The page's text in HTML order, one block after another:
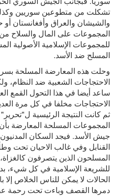
تشكلت من متطوعين سوريين
والشيشان والعراق وأفغانستان
المجموعات على المال والسلاح
للمجموعات الإسلامية الأصولية
المسلح ضد الأسد.
وحلت هذه المعارضة المسلحة
الاحتجاجات الشعبية ضد النظام،
ساعد أيضا في هذا التحول القمع
الاحتجاجات مخلفا في كل مرة
ثم كانت النتيجة الرئيسية
المجموعات المسلحة المعارضة
جيش الأسد. فيجد السكان
القنابل وفي غالب الاحيان تحت
المسلحون الذين يتصرفون
للشريعة الإسلامية في كل شيء،
الحالات لا يمكن للناس الخلاص إلا
دمرها القصف وباءت تحت رحمة